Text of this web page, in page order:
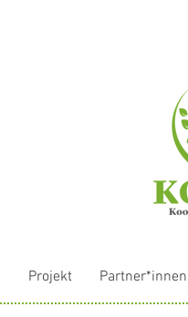
Projekt Partner*innen